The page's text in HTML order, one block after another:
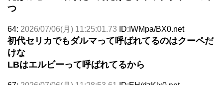
つ
64: 2026/07/06(月) 11:25:01.73 ID:IWMpa/BX0.net
初代セリカでもダルマって呼ばれてるのはクーペだ
けな
LBはエルビーって呼ばれてるから